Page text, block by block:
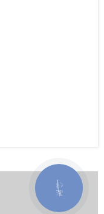
КНОПКА
ЗВ'ЯЗКУ